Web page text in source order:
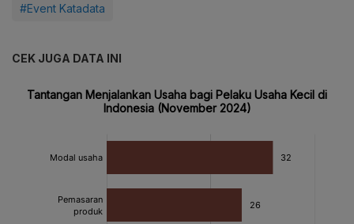
#Event Katadata
CEK JUGA DATA INI